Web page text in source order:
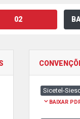
02
Sicetel-
BAIXAR